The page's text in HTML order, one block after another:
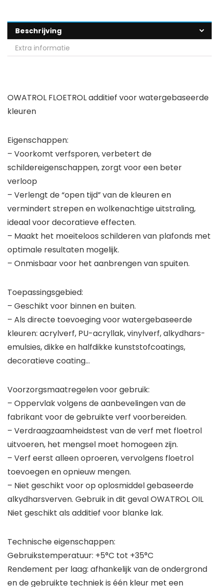
Beschrijving
Extra informatie
OWATROL FLOETROL additief voor watergebaseerde
kleuren
Eigenschappen:
– Voorkomt verfsporen, verbetert de
schildereigenschappen, zorgt voor een beter
verloop
– Verlengt de “open tijd” van de kleuren en
vermindert strepen en wolkenachtige uitstraling,
ideaal voor decoratieve effecten.
– Maakt het moeiteloos schilderen van plafonds met
optimale resultaten mogelijk.
– Onmisbaar voor het aanbrengen van spuiten.
Toepassingsgebied:
– Geschikt voor binnen en buiten.
– Als directe toevoeging voor watergebaseerde
kleuren: acrylverf, PU-acryllak, vinylverf, alkydhars-
emulsies, dikke en halfdikke kunststofcoatings,
decoratieve coating…
Voorzorgsmaatregelen voor gebruik:
– Oppervlak volgens de aanbevelingen van de
fabrikant voor de gebruikte verf voorbereiden.
– Verdraagzaamheidstest van de verf met floetrol
uitvoeren, het mengsel moet homogeen zijn.
– Verf eerst alleen oproeren, vervolgens floetrol
toevoegen en opnieuw mengen.
– Niet geschikt voor op oplosmiddel gebaseerde
alkydharsverven. Gebruik in dit geval OWATROL OIL
Niet geschikt als additief voor blanke lak.
Technische eigenschappen:
Gebruikstemperatuur: +5°C tot +35°C
Rendement per laag: afhankelijk van de ondergrond
en de gebruikte techniek is één kleur met een